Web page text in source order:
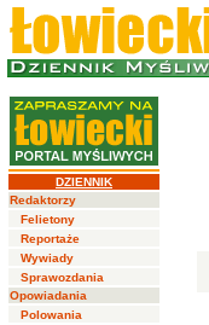
DZIENNIK
Redaktorzy
Felietony
Reportaże
Wywiady
Sprawozdania
Opowiadania
Polowania